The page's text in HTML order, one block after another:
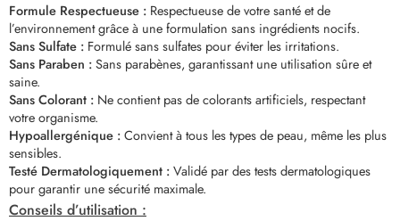
Formule Respectueuse : Respectueuse de votre santé et de
l’environnement grâce à une formulation sans ingrédients nocifs.
Sans Sulfate : Formulé sans sulfates pour éviter les irritations.
Sans Paraben :Sans parabènes, garantissant une utilisation sûre et
saine.
Sans Colorant : Ne contient pas de colorants artificiels, respectant
votre organisme.
Hypoallergénique :Convient à tous les types de peau, même les plus
sensibles.
Testé Dermatologiquement :Validé par des tests dermatologiques
pour garantir une sécurité maximale.
Conseils d’utilisation :